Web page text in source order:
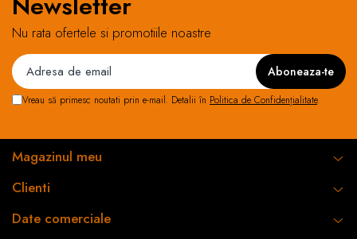
Nu rata ofertele si promotiile noastre
Vreau să primesc noutati prin e-mail. Detalii în Politica de Confidențialitate.
Magazinul meu
Clienti
Date comerciale